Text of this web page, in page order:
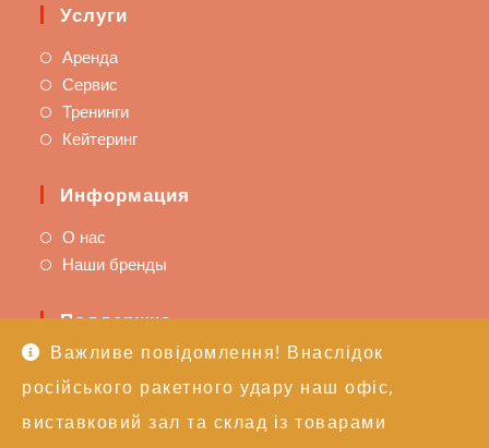
Важливе повідомлення! Внаслідок
російського ракетного удару наш офіс,
виставковий зал та склад із товарами
Услуги
Аренда
Сервис
Тренинги
Кейтеринг
Информация
О нас
Наши бренды
Поддержка
Доставка и оплата
Политика возврата
Техподдержка